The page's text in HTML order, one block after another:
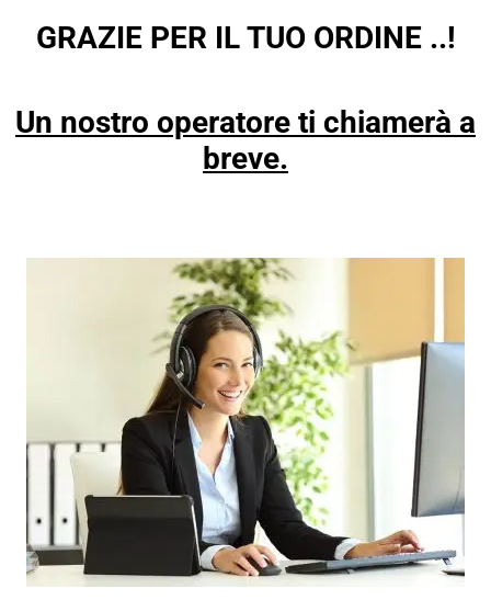
GRAZIE PER IL TUO ORDINE ..!
Un nostro operatore ti chiamerà a
breve.